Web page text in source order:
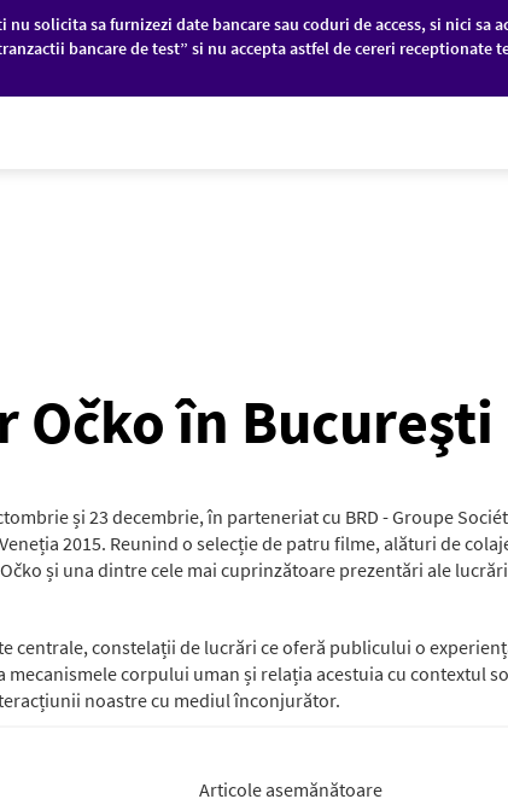
solicita sa furnizezi date bancare sau coduri de access, si nici
bancare de test” si nu accepta astfel de cereri
Očko în Bucureşti
și 23 decembrie, în parteneriat cu BRD - Groupe
2015. Reunind o selecție de patru filme, alături de
și una dintre cele mai cuprinzătoare prezentări ale
centrale, constelații de lucrări ce oferă publicului o
corpului uman și relația acestuia cu contextul
noastre cu mediul înconjurător.
Articole asemănătoare